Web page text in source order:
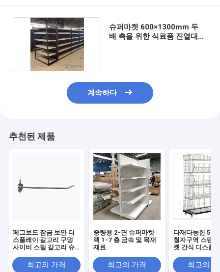
슈퍼마켓 600×1300mm 두
배 측을 위한 식료품 진열대
계속하다
추천된 제품
페그보드 잠금 보안 디
스플레이 갈고리 구멍
사이비 스틸 갈고리 슈
최고의 가격
중량용 2-면 슈퍼마켓
랙 1-7 층 금속 및 목재
재료
최고의 가격
다재다능한 5 층
철자구역 스탠
켓 간식 디스플
최고의